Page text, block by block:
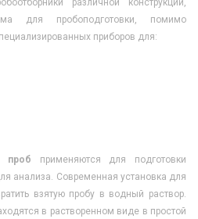
различной конструкции,
для пробоподготовки, помимо
приборов для:
проб применяются для подготовки
анализа. Современная установка для
взятую пробу в водный раствор.
в растворенном виде в простой